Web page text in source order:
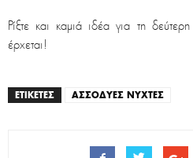
Ρίξτε και καμιά ιδέα για τη
έρχεται!
ΕΤΙΚΕΤΕΣ ΑΣΣΟΔΥΕΣ ΝΥΧΤΕΣ